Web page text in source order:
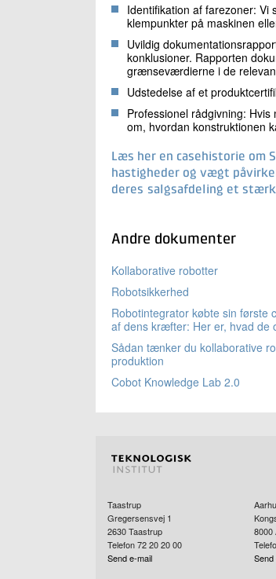
Identifikation af farezoner: Vi
klempunkter på maskinen
Uvildig
konklusioner. Rapporten
grænseværdierne i de
Udstedelse af et
Professionel rådgivning:
om, hvordan konstruktionen
Læs her en casehistorie om
hastigheder og vægt
deres salgsafdeling et
Andre dokumenter
Kollaborative robotter
Robotsikkerhed
Robotintegrator købte sin første
af dens kræfter: Her er, hvad de
Sådan tænker du kollaborative
produktion
Cobot Knowledge Lab 2.0
Taastrup
Gregersensvej 1
2630Taastrup
Telefon 72 20 20 00
Send e-mail
8000
Send